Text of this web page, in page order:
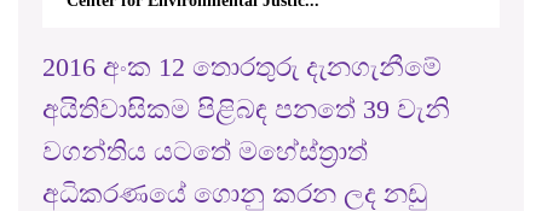
2016 අංක 12 තොරතුරු දැනගැනීමේ
අයිතිවාසිකම පිළිබඳ පනතේ 39 වැනි
වගන්තිය යටතේ මහේස්ත්‍රාත්
අධිකරණයේ ගොනු කරන ලද නඩු